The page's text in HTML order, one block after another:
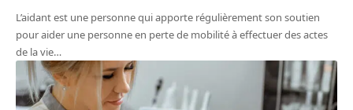
L’aidant est une personne qui apporte régulièrement son soutien
pour aider une personne en perte de mobilité à effectuer des actes
de la vie…